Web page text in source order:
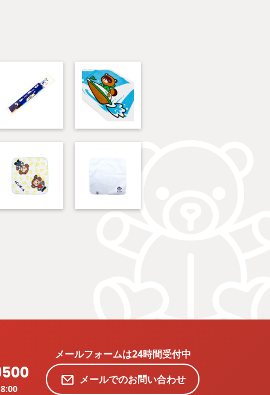
メールフォームは24時間受付中
メールでのお問い合わせ